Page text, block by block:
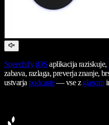
Speechify iOS aplikacija raziskuje,
zabava, razlaga, preverja znanje,
ustvarjapodcaste— vse zglasom